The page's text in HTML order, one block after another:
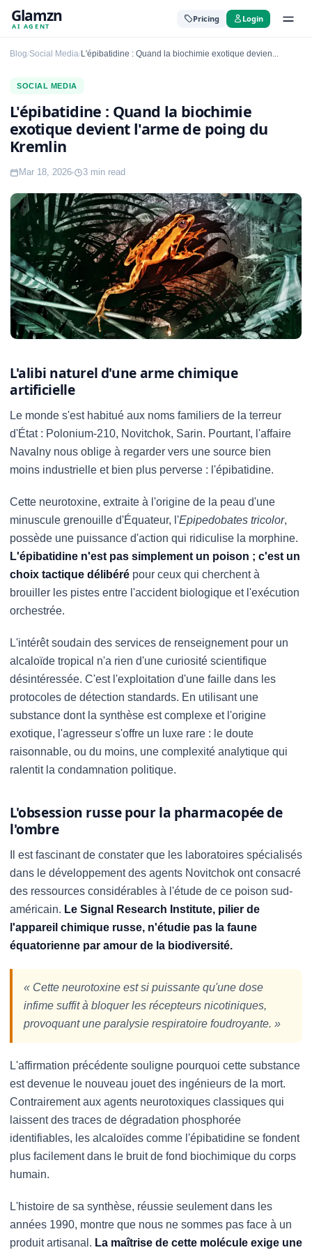
Glamzn
AI AGENT
Pricing Login
Blog/Social Media/L'épibatidine : Quand la biochimie exotique devien...
SOCIAL MEDIA
L'épibatidine : Quand la biochimie
exotique devient l'arme de poing du
Kremlin
Mar 18, 2026 3 min read
L'alibi naturel d'une arme chimique
artificielle
Le monde s'est habitué aux noms familiers de la terreur
d'État : Polonium-210, Novitchok, Sarin. Pourtant, l'affaire
Navalny nous oblige à regarder vers une source bien
moins industrielle et bien plus perverse : l'épibatidine.
Cette neurotoxine, extraite à l'origine de la peau d'une
minuscule grenouille d'Équateur, l'Epipedobates tricolor,
possède une puissance d'action qui ridiculise la morphine.
L'épibatidine n'est pas simplement un poison ; c'est un
choix tactique délibéré pour ceux qui cherchent à
brouiller les pistes entre l'accident biologique et l'exécution
orchestrée.
L'intérêt soudain des services de renseignement pour un
alcaloïde tropical n'a rien d'une curiosité scientifique
désintéressée. C'est l'exploitation d'une faille dans les
protocoles de détection standards. En utilisant une
substance dont la synthèse est complexe et l'origine
exotique, l'agresseur s'offre un luxe rare : le doute
raisonnable, ou du moins, une complexité analytique qui
ralentit la condamnation politique.
L'obsession russe pour la pharmacopée de
l'ombre
Il est fascinant de constater que les laboratoires spécialisés
dans le développement des agents Novitchok ont consacré
des ressources considérables à l'étude de ce poison sud-
américain. Le Signal Research Institute, pilier de
l'appareil chimique russe, n'étudie pas la faune
équatorienne par amour de la biodiversité.
« Cette neurotoxine est si puissante qu'une dose
infime suffit à bloquer les récepteurs nicotiniques,
provoquant une paralysie respiratoire foudroyante. »
L'affirmation précédente souligne pourquoi cette substance
est devenue le nouveau jouet des ingénieurs de la mort.
Contrairement aux agents neurotoxiques classiques qui
laissent des traces de dégradation phosphorée
identifiables, les alcaloïdes comme l'épibatidine se fondent
plus facilement dans le bruit de fond biochimique du corps
humain.
L'histoire de sa synthèse, réussie seulement dans les
années 1990, montre que nous ne sommes pas face à un
produit artisanal. La maîtrise de cette molécule exige une